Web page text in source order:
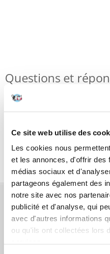
Ce site web utilise des
Les cookies nous
et les annonces, d'offrir des
médias sociaux et
partageons également des
notre site avec nos
publicité et d'analyse, qui
avec d'autres informations
ou qu'ils ont collectées lors
Questions et
Critiques
Photos supplémentaires
AVANT L'ACHAT
COMMANDES